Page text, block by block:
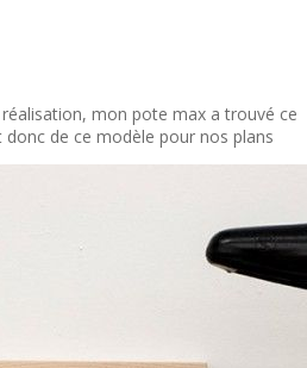
réalisation, mon pote max a trouvé ce
de ce modèle pour nos plans